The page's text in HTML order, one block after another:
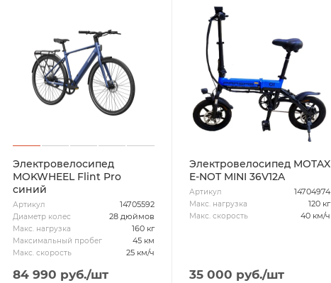
Электровелосипед
MOKWHEEL Flint Pro
синий
Артикул 14705592
Диаметр колес 28 дюймов
Макс. нагрузка 160 кг
Максимальный пробег 45 км
Макс. скорость 25 км/ч
84 990 руб./шт
Электровелосипед MOTAX
E-NOT MINI 36V12A
Артикул 14704974
Макс. нагрузка 120 кг
Макс. скорость 40 км/ч
35 000 руб./шт